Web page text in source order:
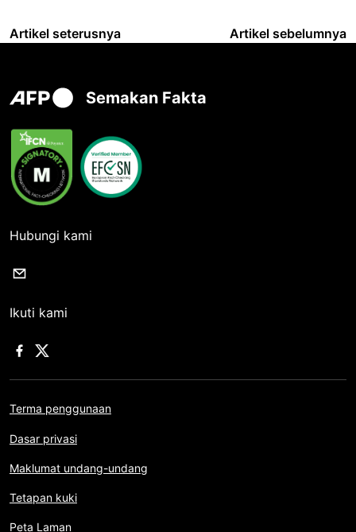
Artikel seterusnya Artikel sebelumnya
Semakan Fakta
Hubungi kami
Ikuti kami
Terma penggunaan
Dasar privasi
Maklumat undang-undang
Tetapan kuki
Peta Laman